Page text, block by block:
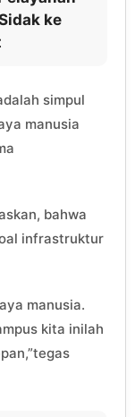
ke
simpul
manusia
bahwa
infrastruktur
manusia.
kita inilah